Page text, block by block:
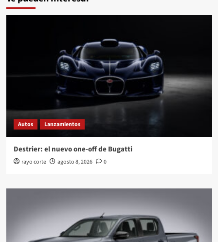
Autos Lanzamientos
Destrier: el nuevo one-off de Bugatti
rayo corte agosto 8, 2026 0